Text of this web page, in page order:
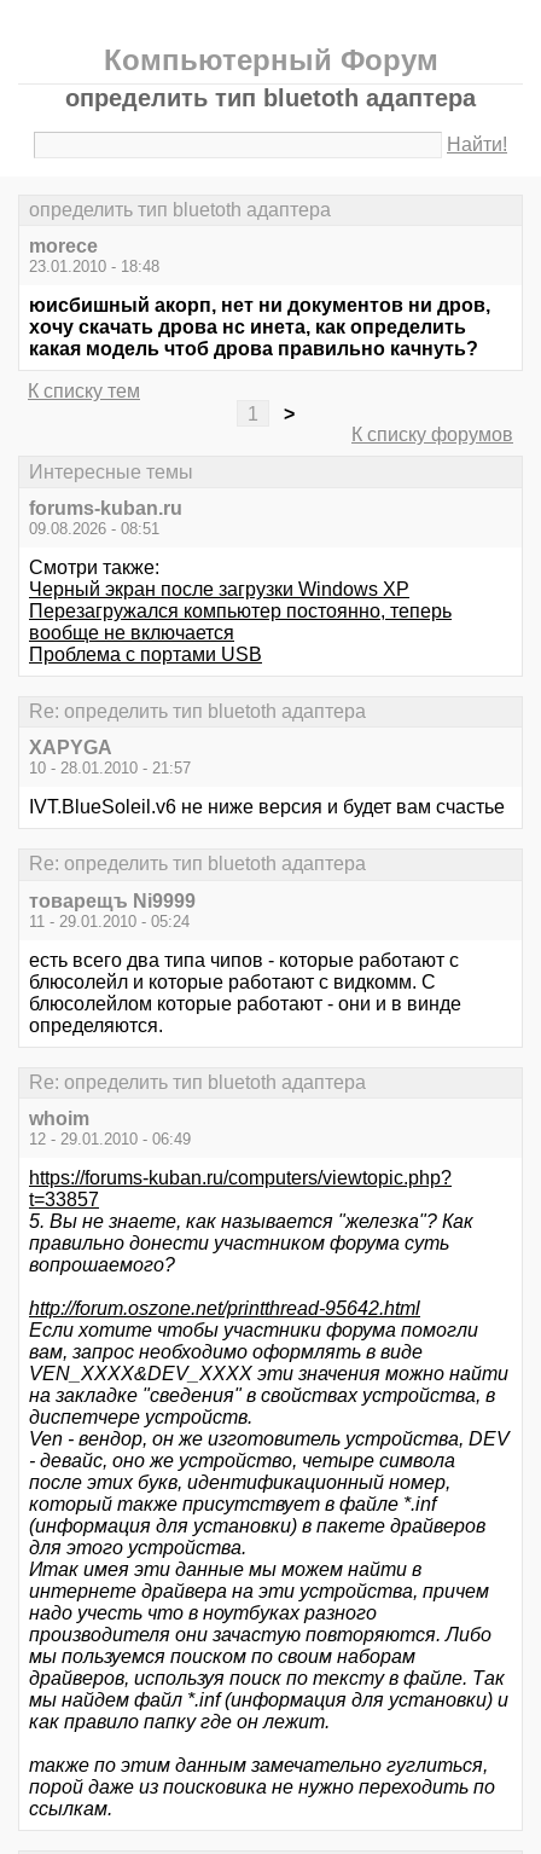
Компьютерный Форум
определить тип bluetoth адаптера
Найти!
определить тип bluetoth адаптера
morece
23.01.2010 - 18:48
юисбишный акорп, нет ни документов ни дров,
хочу скачать дрова нс инета, как определить
какая модель чтоб дрова правильно качнуть?
К списку тем
1
>
К списку форумов
Интересные темы
forums-kuban.ru
09.08.2026 - 08:51
Смотри также:
Черный экран после загрузки Windows XP
Перезагружался компьютер постоянно, теперь
вообще не включается
Проблема с портами USB
Re: определить тип bluetoth адаптера
XAPYGA
10 - 28.01.2010 - 21:57
IVT.BlueSoleil.v6 не ниже версия и будет вам счастье
Re: определить тип bluetoth адаптера
товарещъ Ni9999
11 - 29.01.2010 - 05:24
есть всего два типа чипов - которые работают с
блюсолейл и которые работают с видкомм. С
блюсолейлом которые работают - они и в винде
определяются.
Re: определить тип bluetoth адаптера
whoim
12 - 29.01.2010 - 06:49
https://forums-kuban.ru/computers/viewtopic.php?
t=33857
5. Вы не знаете, как называется "железка"? Как
правильно донести участником форума суть
вопрошаемого?
http://forum.oszone.net/printthread-95642.html
Если хотите чтобы участники форума помогли
вам, запрос необходимо оформлять в виде
VEN_ХХХХ&DEV_ХХХХ эти значения можно найти
на закладке "сведения" в свойствах устройства, в
диспетчере устройств.
Ven - вендор, он же изготовитель устройства, DEV
- девайс, оно же устройство, четыре символа
после этих букв, идентификационный номер,
который также присутствует в файле *.inf
(информация для установки) в пакете драйверов
для этого устройства.
Итак имея эти данные мы можем найти в
интернете драйвера на эти устройства, причем
надо учесть что в ноутбуках разного
производителя они зачастую повторяются. Либо
мы пользуемся поиском по своим наборам
драйверов, используя поиск по тексту в файле. Так
мы найдем файл *.inf (информация для установки) и
как правило папку где он лежит.
также по этим данным замечательно гуглиться,
порой даже из поисковика не нужно переходить по
ссылкам.